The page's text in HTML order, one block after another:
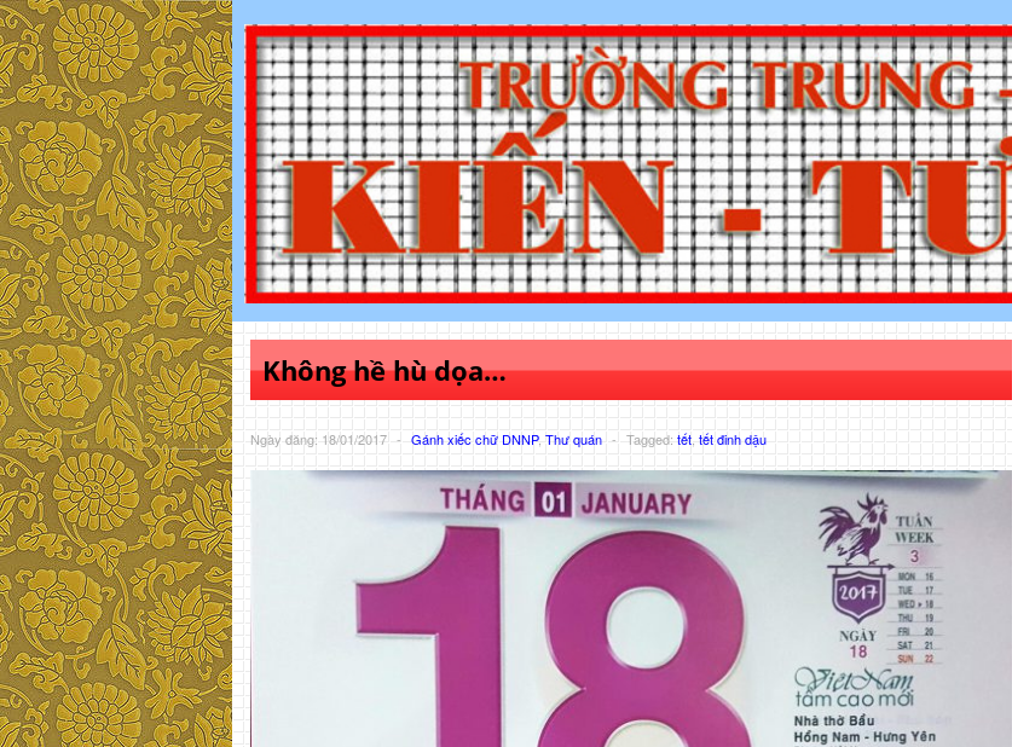
Không hề hù dọa…
Ngày đăng: 18/01/2017 - Gánh xiếc chữ DNNP, Thư quán - Tagged: tết tết đinh dậu